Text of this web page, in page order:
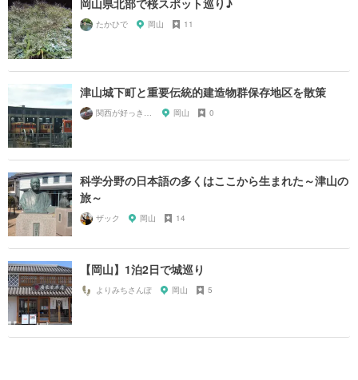
岡山県北部で桜スポット巡り♪
たかひで 岡山 11
津山城下町と重要伝統的建造物群保存地区を散策
関西が好っきゃねん 岡山 0
科学分野の日本語の多くはここから生まれた～津山の
旅～
ザック 岡山 14
【岡山】1泊2日で城巡り
よりみちさんぽ 岡山 5